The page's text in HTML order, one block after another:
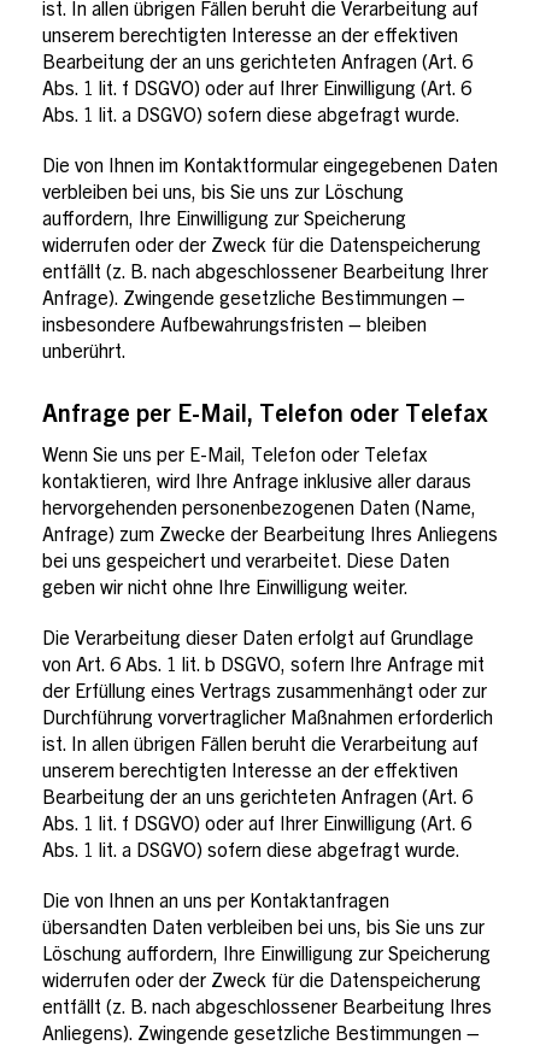
ist. In allen übrigen Fällen beruht die Verarbeitung auf
unserem berechtigten Interesse an der effektiven
Bearbeitung der an uns gerichteten Anfragen (Art. 6
Abs. 1 lit. f DSGVO) oder auf Ihrer Einwilligung (Art. 6
Abs. 1 lit. a DSGVO) sofern diese abgefragt wurde.
Die von Ihnen im Kontaktformular eingegebenen Daten
verbleiben bei uns, bis Sie uns zur Löschung
auffordern, Ihre Einwilligung zur Speicherung
widerrufen oder der Zweck für die Datenspeicherung
entfällt (z. B. nach abgeschlossener Bearbeitung Ihrer
Anfrage). Zwingende gesetzliche Bestimmungen –
insbesondere Aufbewahrungsfristen – bleiben
unberührt.
Anfrage per E-Mail, Telefon oder Telefax
Wenn Sie uns per E-Mail, Telefon oder Telefax
kontaktieren, wird Ihre Anfrage inklusive aller daraus
hervorgehenden personenbezogenen Daten (Name,
Anfrage) zum Zwecke der Bearbeitung Ihres Anliegens
bei uns gespeichert und verarbeitet. Diese Daten
geben wir nicht ohne Ihre Einwilligung weiter.
Die Verarbeitung dieser Daten erfolgt auf Grundlage
von Art. 6 Abs. 1 lit. b DSGVO, sofern Ihre Anfrage mit
der Erfüllung eines Vertrags zusammenhängt oder zur
Durchführung vorvertraglicher Maßnahmen erforderlich
ist. In allen übrigen Fällen beruht die Verarbeitung auf
unserem berechtigten Interesse an der effektiven
Bearbeitung der an uns gerichteten Anfragen (Art. 6
Abs. 1 lit. f DSGVO) oder auf Ihrer Einwilligung (Art. 6
Abs. 1 lit. a DSGVO) sofern diese abgefragt wurde.
Die von Ihnen an uns per Kontaktanfragen
übersandten Daten verbleiben bei uns, bis Sie uns zur
Löschung auffordern, Ihre Einwilligung zur Speicherung
widerrufen oder der Zweck für die Datenspeicherung
entfällt (z. B. nach abgeschlossener Bearbeitung Ihres
Anliegens). Zwingende gesetzliche Bestimmungen –